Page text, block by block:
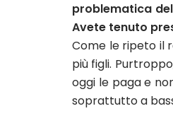
problematica
Avete tenuto
Come le ripeto il
più figli.
oggi le paga e
soprattutto a